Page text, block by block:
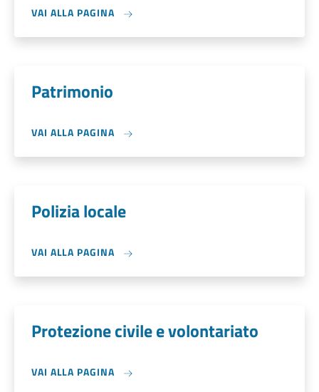
VAI ALLA PAGINA
Patrimonio
VAI ALLA PAGINA
Polizia locale
VAI ALLA PAGINA
Protezione civile e volontariato
VAI ALLA PAGINA